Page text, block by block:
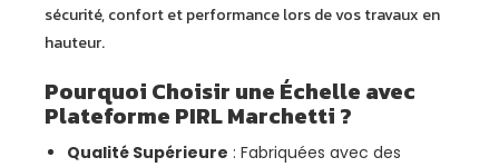
sécurité, confort et performance lors de vos travaux en
hauteur.
Pourquoi Choisir une Échelle avec
Plateforme PIRL Marchetti ?
Qualité Supérieure : Fabriquées avec des